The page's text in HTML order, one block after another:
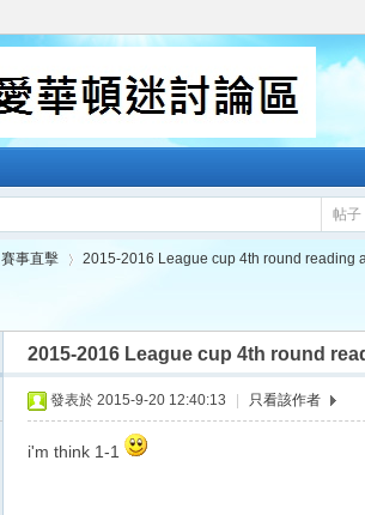
帖子
賽事直擊
›
2015-2016 League cup 4th round reading
2015-2016 League cup 4th round
發表於 2015-9-20 12:40:13 只看該作者
i'm think 1-1